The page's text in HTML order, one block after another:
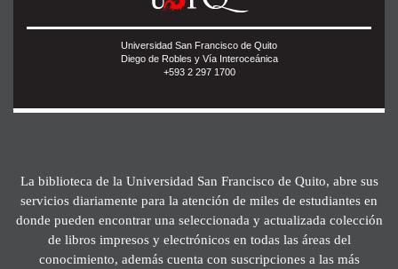
Universidad San Francisco de Quito
Diego de Robles y Vía Interoceánica
+593 2 297 1700
La biblioteca de la Universidad San Francisco de Quito, abre sus
servicios diariamente para la atención de miles de estudiantes en
donde pueden encontrar una seleccionada y actualizada colección
de libros impresos y electrónicos en todas las áreas del
conocimiento, además cuenta con suscripciones a las más